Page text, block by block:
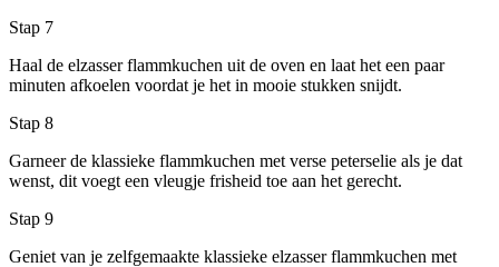
Stap 7
Haal de elzasser flammkuchen uit de oven en laat het een paar
minuten afkoelen voordat je het in mooie stukken snijdt.
Stap 8
Garneer de klassieke flammkuchen met verse peterselie als je dat
wenst, dit voegt een vleugje frisheid toe aan het gerecht.
Stap 9
Geniet van je zelfgemaakte klassieke elzasser flammkuchen met